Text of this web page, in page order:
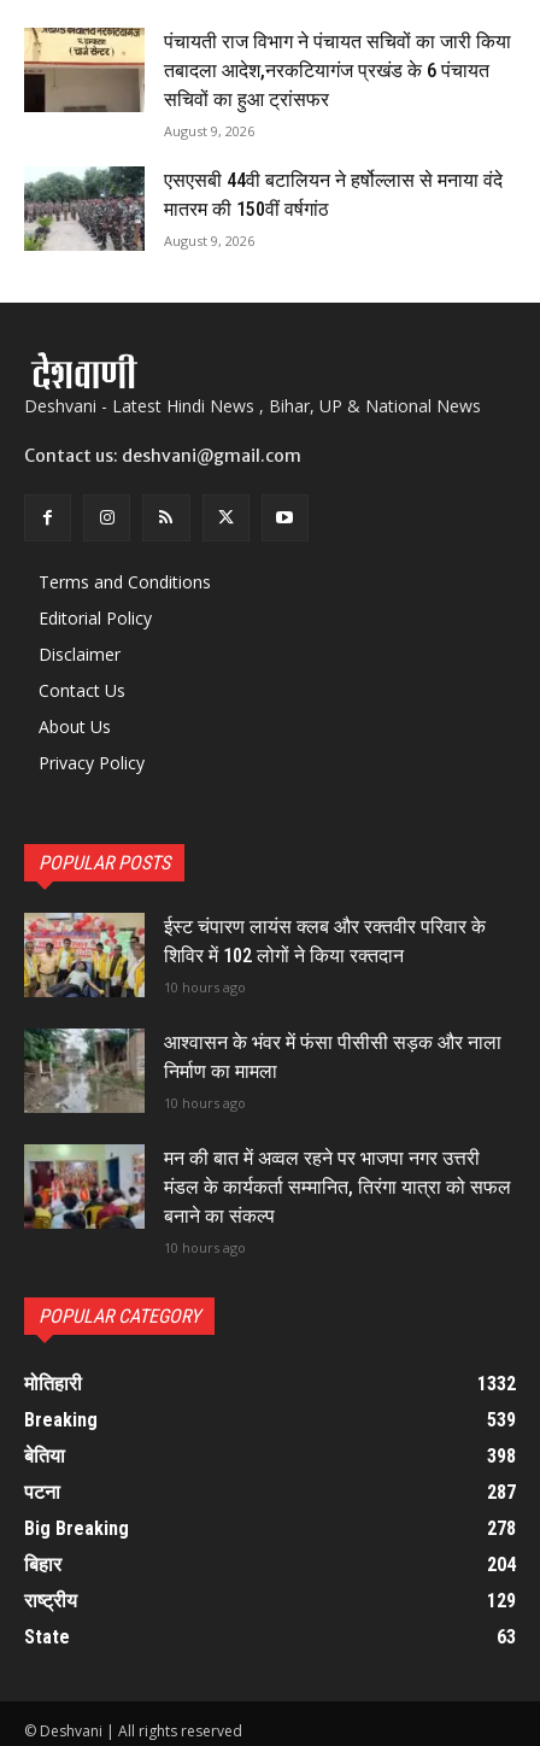
पंचायती राज विभाग ने पंचायत सचिवों का जारी किया
तबादला आदेश,नरकटियागंज प्रखंड के 6 पंचायत
सचिवों का हुआ ट्रांसफर
August 9, 2026
एसएसबी 44वी बटालियन ने हर्षोल्लास से मनाया वंदे
मातरम की 150वीं वर्षगांठ
August 9, 2026
Deshvani - Latest Hindi News , Bihar, UP & National News
Contact us: deshvani@gmail.com
Terms and Conditions
Editorial Policy
Disclaimer
Contact Us
About Us
Privacy Policy
POPULAR POSTS
ईस्ट चंपारण लायंस क्लब और रक्तवीर परिवार के
शिविर में 102 लोगों ने किया रक्तदान
10 hours ago
आश्वासन के भंवर में फंसा पीसीसी सड़क और नाला
निर्माण का मामला
10 hours ago
मन की बात में अव्वल रहने पर भाजपा नगर उत्तरी
मंडल के कार्यकर्ता सम्मानित, तिरंगा यात्रा को सफल
बनाने का संकल्प
10 hours ago
POPULAR CATEGORY
मोतिहारी
1332
Breaking
539
बेतिया
398
पटना
287
Big Breaking
278
बिहार
204
राष्ट्रीय
129
State
63
© Deshvani | All rights reserved